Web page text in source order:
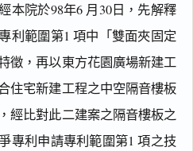
本院於98年6 月30日，先解釋
利範圍第1 項中「雙面夾固定
徵，再以東方花園廣場新建工
住宅新建工程之中空隔音樓板
經比對此二建案之隔音樓板之
專利申請專利範圍第1 項之技